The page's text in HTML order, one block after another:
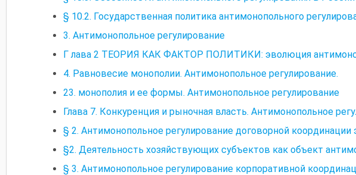
§ 10.2. Государственная политика антимонопольного
3. Антимонопольное регулирование
Г лава 2 ТЕОРИЯ КАК ФАКТОР ПОЛИТИКИ: эволюция
4. Равновесие монополии. Антимонопольное регулирование.
23. монополия и ее формы. Антимонопольное регулирование
Глава 7. Конкуренция и рыночная власть. Антимонопольное
§ 2. Антимонопольное регулирование договорной
§2. Деятельность хозяйствующих субъектов как объект
§ 3. Антимонопольное регулирование корпоративной